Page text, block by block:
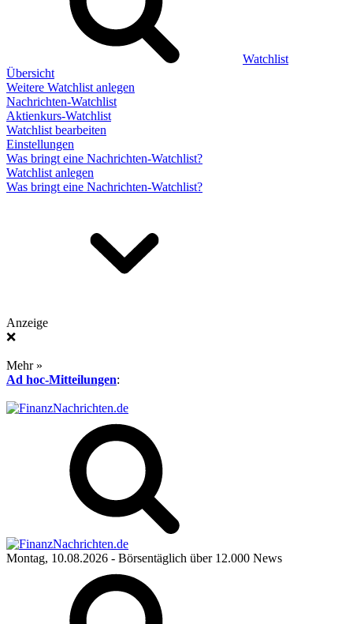
Watchlist
Übersicht
Weitere Watchlist anlegen
Nachrichten-Watchlist
Aktienkurs-Watchlist
Watchlist bearbeiten
Einstellungen
Was bringt eine Nachrichten-Watchlist?
Watchlist anlegen
Was bringt eine Nachrichten-Watchlist?
Anzeige
❌
Mehr »
Ad hoc-Mitteilungen:
Montag, 10.08.2026 - Börsentäglich über 12.000 News